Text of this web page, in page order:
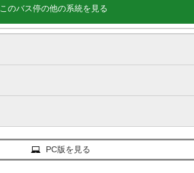
このバス停の他の系統を見る
PC版を見る